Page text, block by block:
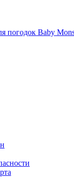
погодок Baby